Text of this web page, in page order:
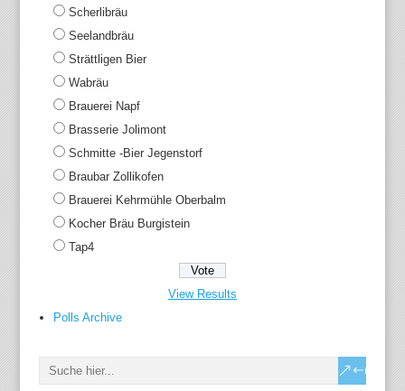
Scherlibräu
Seelandbräu
Strättligen Bier
Wabräu
Brauerei Napf
Brasserie Jolimont
Schmitte -Bier Jegenstorf
Braubar Zollikofen
Brauerei Kehrmühle Oberbalm
Kocher Bräu Burgistein
Tap4
View Results
Polls Archive